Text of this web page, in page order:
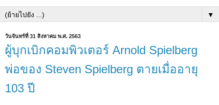
▼
วันจันทร์ที่ 31 สิงหาคม พ.ศ. 2563
ผู้บุกเบิกคอมพิวเตอร์ Arnold Spielberg
พ่อของ Steven Spielberg ตายเมื่ออายุ
103 ปี